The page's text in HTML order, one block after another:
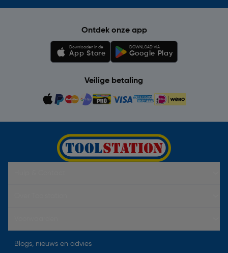
Ontdek onze app
Downloaden in de
App Store
DOWNLOAD VIA
Google Play
Veilige betaling
Blogs, nieuws en advies